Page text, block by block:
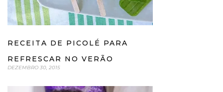
RECEITA DE PICOLÉ PARA
REFRESCAR NO VERÃO
DEZEMBRO 30, 2015